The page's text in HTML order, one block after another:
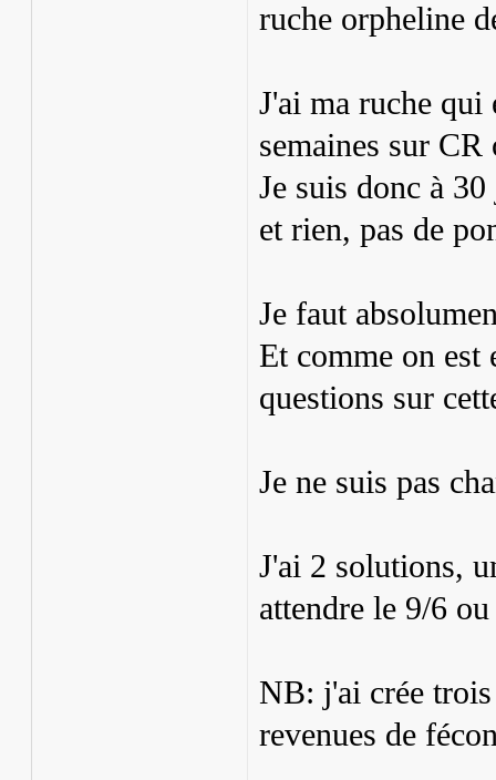
ruche orpheline
J'ai ma ruche qui
semaines sur CR
Je suis donc à
et rien, pas de
Je faut
Et comme on est
questions sur
Je ne suis pas
J'ai 2 solutions,
attendre le 9/6
NB: j'ai crée trois
revenues de